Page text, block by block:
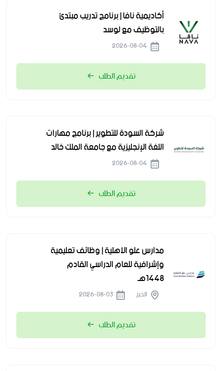
أكاديمية نافا | برنامج تدريب مبتدئ
بالتوظيف مع لوسد
تقديم الطلب
شركة السودة للتطوير | برنامج مهارات
اللغة الإنجليزية مع جامعة الملك خالد
تقديم الطلب
مدارس علو الأهلية | وظائف تعليمية
وإشرافية للعام الدراسي القادم
1448هـ
الخبر
تقديم الطلب